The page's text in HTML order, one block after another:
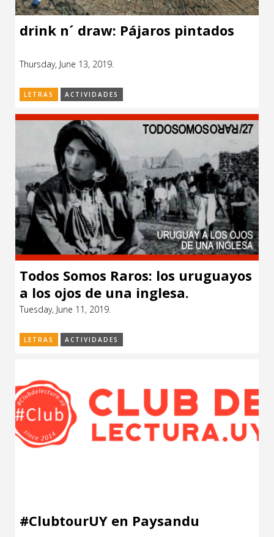
drink n´ draw: Pájaros pintados
Thursday, June 13, 2019.
LETRAS ACTIVIDADES
Todos Somos Raros: los uruguayos
a los ojos de una inglesa.
Tuesday, June 11, 2019.
LETRAS ACTIVIDADES
#ClubtourUY en Paysandu